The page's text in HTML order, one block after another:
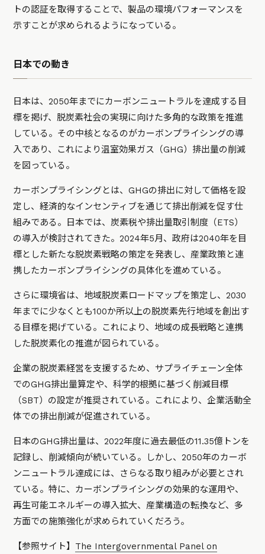
トの認証を取得することで、製品の環境パフォーマンスを
示すことが求められるようになっている。
日本での動き
日本は、2050年までにカーボンニュートラルを達成する目
標を掲げ、脱炭素社会の実現に向けた多角的な政策を推進
している。その中核となるのがカーボンプライシングの導
入であり、これにより温室効果ガス（GHG）排出量の削減
を図っている。
カーボンプライシングとは、GHGの排出に対して価格を設
定し、経済的なインセンティブを通じて排出削減を促す仕
組みである。日本では、炭素税や排出量取引制度（ETS）
の導入が検討されてきた。2024年5月、政府は2040年を目
標とした新たな脱炭素戦略の策定を発表し、産業政策と連
携したカーボンプライシングの具体化を進めている。
さらに環境省は、地域脱炭素ロードマップを策定し、2030
年までに少なくとも100か所以上の脱炭素先行地域を創出す
る目標を掲げている。これにより、地域の成長戦略と連携
した脱炭素化の推進が図られている。
企業の脱炭素経営を支援するため、サプライチェーン全体
でのGHG排出量算定や、科学的根拠に基づく削減目標
（SBT）の設定が推奨されている。これにより、企業活動全
体での排出削減が促進されている。
日本のGHG排出量は、2022年度に過去最低の11.35億トンを
記録し、削減傾向が続いている。しかし、2050年のカーボ
ンニュートラル達成には、さらなる取り組みが必要とされ
ている。特に、カーボンプライシングの効果的な運用や、
再生可能エネルギーの導入拡大、産業構造の転換など、多
方面での施策強化が求められていくだろう。
【参照サイト】 The Intergovernmental Panel on